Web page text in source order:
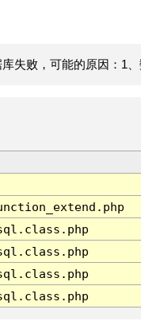
失败，可能的原因：1